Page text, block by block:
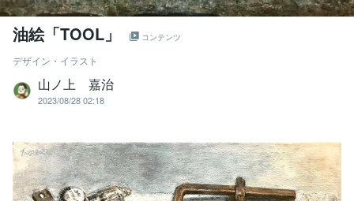
油絵「TOOL」 コンテンツ
デザイン・イラスト
山ノ上 嘉治
2023/08/28 02:18